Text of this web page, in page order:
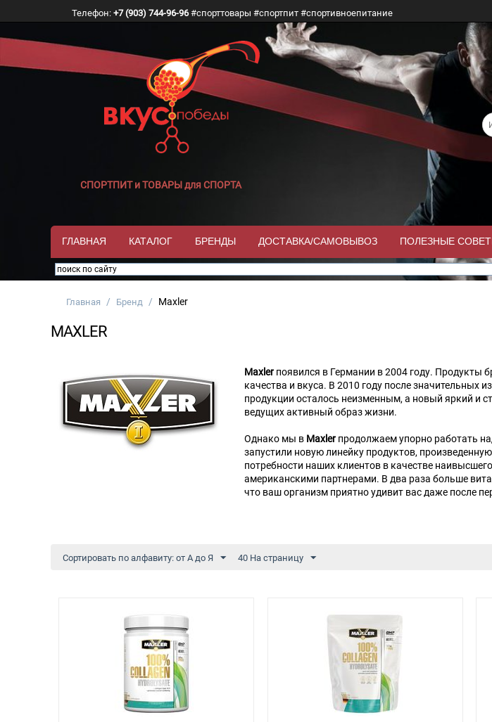
Телефон: +7 (903) 744-96-96#спорттовары #спортпит #спортивноепитание
СПОРТПИТ и ТОВАРЫ для СПОРТА
ГЛАВНАЯ КАТАЛОГ БРЕНДЫ ДОСТАВКА/САМОВЫВОЗ ПОЛЕЗНЫЕ
Главная / Бренд / Maxler
MAXLER
Maxlerпоявился в Германии в 2004 году. Продукты
качества и вкуса. В 2010 году после значительных
продукции осталось неизменным, а новый яркий и
ведущих активный образ жизни.
Однако мы в Maxlerпродолжаем упорно работать
запустили новую линейку продуктов,
потребности наших клиентов в качестве
американскими партнерами. В два раза больше
что ваш организм приятно удивит вас даже после
Сортировать по алфавиту: от А до Я 40 На страницу